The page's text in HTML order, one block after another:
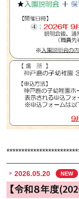
2026.05.20 NEW